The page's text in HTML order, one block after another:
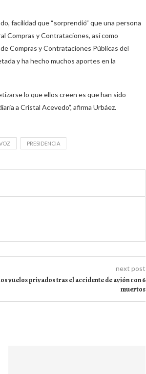
facilidad que “sorprendió” que una persona
Compras y Contrataciones, así como
Compras y Contrataciones Públicas del
y ha hecho muchos aportes en la
lo que ellos creen es que han sido
a Cristal Acevedo”, afirma Urbáez.
PRESIDENCIA
next post
vuelos privados tras el accidente de avión con 6
muertos